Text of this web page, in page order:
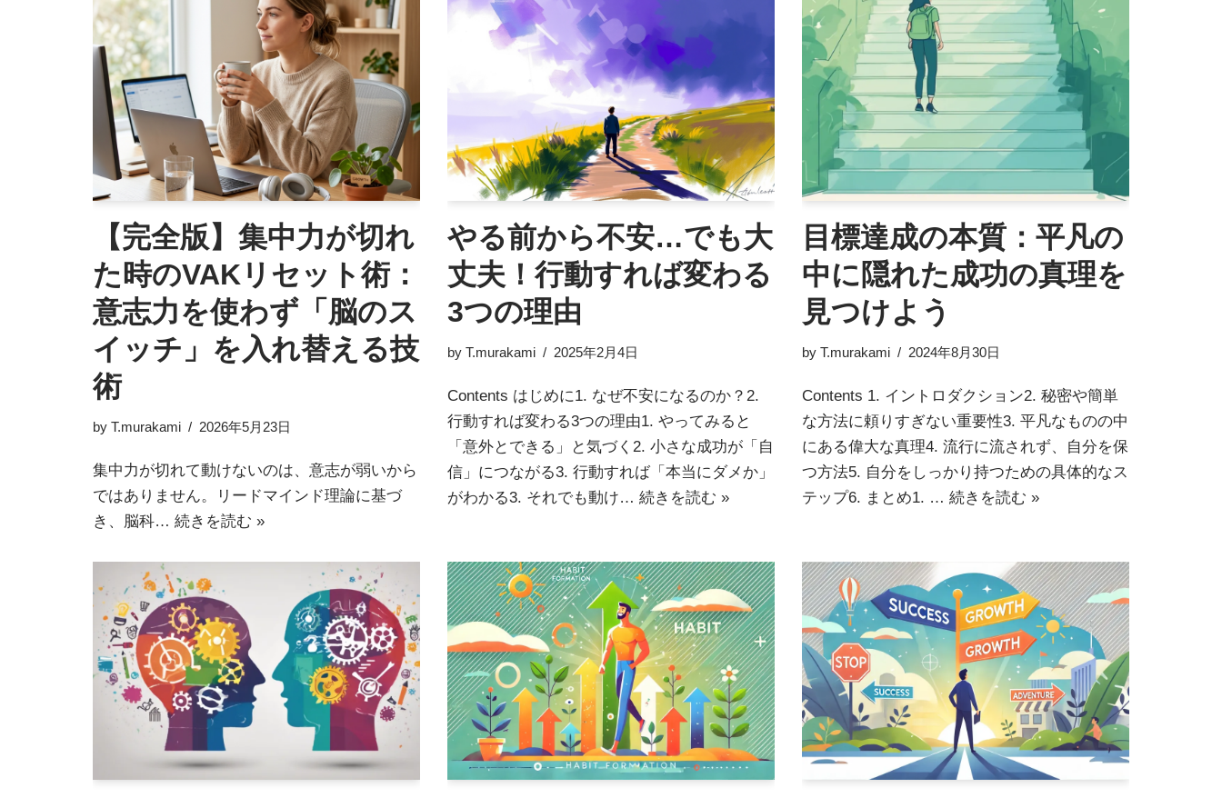
【完全版】集中力が切れ
た時のVAKリセット術：
意志力を使わず「脳のス
イッチ」を入れ替える技
術
by T.murakami 2026年5月23日
集中力が切れて動けないのは、意志が弱いから
ではありません。リードマインド理論に基づ
き、脳科… 続きを読む »
やる前から不安…でも大
丈夫！行動すれば変わる
3つの理由
by T.murakami 2025年2月4日
Contents はじめに1. なぜ不安になるのか？2.
行動すれば変わる3つの理由1. やってみると
「意外とできる」と気づく2. 小さな成功が「自
信」につながる3. 行動すれば「本当にダメか」
がわかる3. それでも動け… 続きを読む »
目標達成の本質：平凡の
中に隠れた成功の真理を
見つけよう
by T.murakami 2024年8月30日
Contents 1. イントロダクション2. 秘密や簡単
な方法に頼りすぎない重要性3. 平凡なものの中
にある偉大な真理4. 流行に流されず、自分を保
つ方法5. 自分をしっかり持つための具体的なス
テップ6. まとめ1. … 続きを読む »